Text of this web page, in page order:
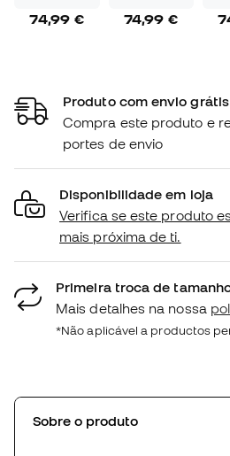
74,99 € 74,99 €
Produto com envio
Compra este produto e
portes de envio
Disponibilidade em loja
Verifica se este produto
mais próxima de ti.
Primeira troca de
Mais detalhes na nossa
*Não aplicável a productos
Sobre o produto